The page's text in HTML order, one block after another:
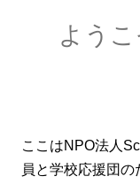
よう
ここはNPO法人
員と学校応援団の